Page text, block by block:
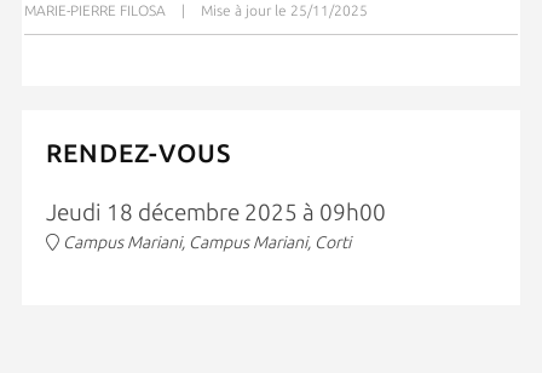
MARIE-PIERRE FILOSA | Mise à jour le 25/11/2025
RENDEZ-VOUS
Jeudi 18 décembre 2025 à 09h00
Campus Mariani, Campus Mariani, Corti